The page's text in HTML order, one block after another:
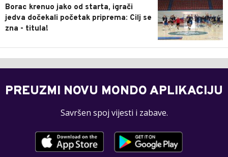
Borac krenuo jako od starta, igrači
jedva dočekali početak priprema: Cilj se
zna - titula!
PREUZMI NOVU MONDO APLIKACIJU
Savršen spoj vijesti i zabave.